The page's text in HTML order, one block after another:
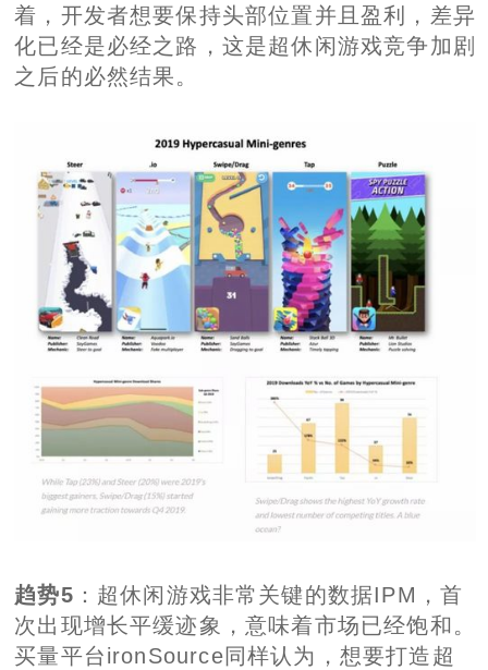
着，开发者想要保持头部位置并且盈利，差异
化已经是必经之路，这是超休闲游戏竞争加剧
之后的必然结果。
趋势5 ：超休闲游戏非常关键的数据IPM，首
次出现增长平缓迹象，意味着市场已经饱和。
买量平台ironSource同样认为，想要打造超